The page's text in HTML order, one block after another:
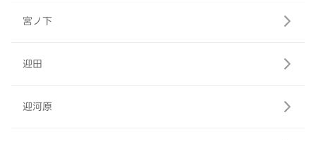
宮ノ下
迎田
迎河原